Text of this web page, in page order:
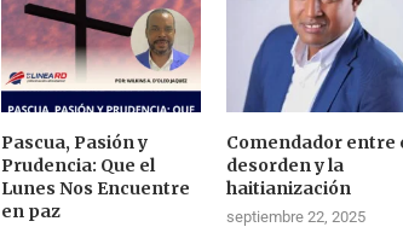
Pascua, Pasión y
Prudencia: Que el
Lunes Nos Encuentre
en paz
Comendador entre
desorden y la
haitianización
septiembre 22, 2025